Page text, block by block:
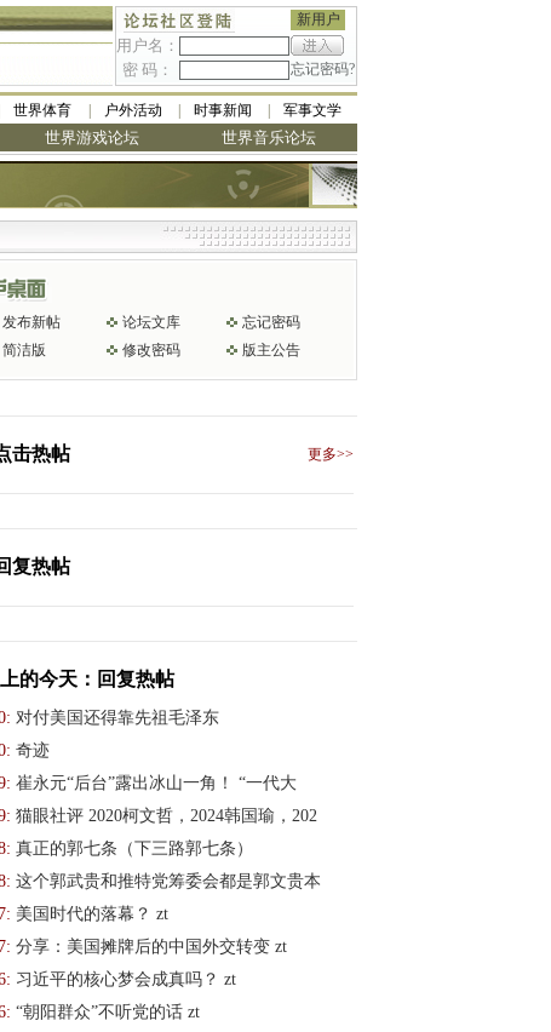
新用户
用户名：
密 码：
忘记密码?
世界体育 户外活动 时事新闻 军事文学
世界游戏论坛 世界音乐论坛
发布新帖 论坛文库
忘记密码
简洁版
修改密码 版主公告
击热帖 更多>>
复热帖
的今天：回复热帖
对付美国还得靠先祖毛泽东
奇迹
崔永元“后台”露出冰山一角！ “一代大
猫眼社评 2020柯文哲，2024韩国瑜，202
真正的郭七条（下三路郭七条）
这个郭武贵和推特党筹委会都是郭文贵本
美国时代的落幕？ zt
分享：美国摊牌后的中国外交转变 zt
习近平的核心梦会成真吗？ zt
“朝阳群众”不听党的话 zt